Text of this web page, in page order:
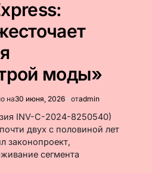
моды»
на30 июня, 2026 отadmin
INV-C-2024-8250540)
двух с половиной лет
законопроект,
сегмента